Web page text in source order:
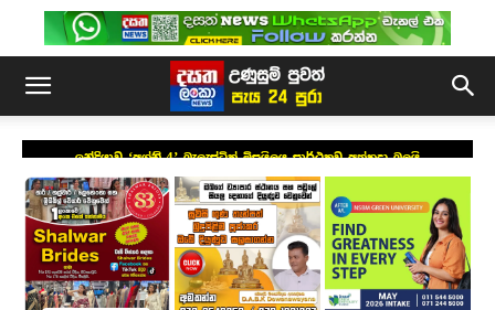
ඉන්දියාව ‘අග්නි-4’ බැලැස්ටික් මිසයිලය සාර්ථකව අත්හදා බලයි